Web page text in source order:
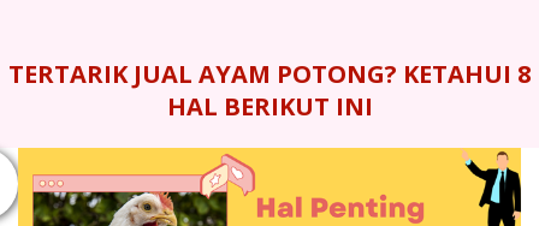
TERTARIK JUAL AYAM POTONG? KETAHUI 8
HAL BERIKUT INI